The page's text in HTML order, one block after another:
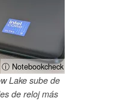
ⓘ Notebookcheck
Lake sube de
de reloj más